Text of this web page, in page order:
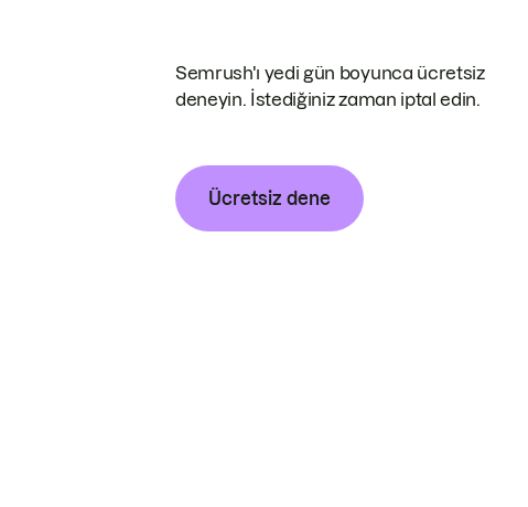
Semrush'ı yedi gün boyunca ücretsiz
deneyin. İstediğiniz zaman iptal edin.
Ücretsiz dene